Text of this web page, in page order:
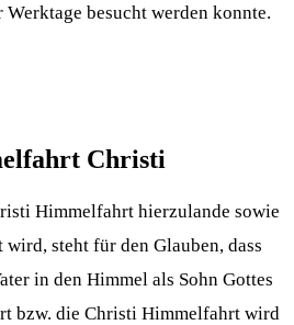
Werktage besucht werden konnte.
Christi
Himmelfahrt hierzulande sowie
steht für den Glauben, dass
in den Himmel als Sohn Gottes
bzw. die Christi Himmelfahrt wird